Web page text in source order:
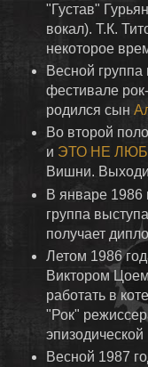
"Густав"
вокал). Т.К.
некоторое
Весной группа
фестивале
родился сын
Во второй
и ЭТО НЕ
Вишни.
В январе 1986
группа
получает
Летом 1986
Виктором
работать в
"Рок"
Весной 1987